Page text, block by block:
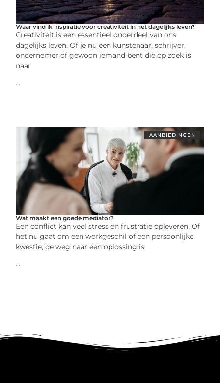
Waar vind ik inspiratie voor creativiteit in het dagelijks leven?
Creativiteit is een essentieel onderdeel van ons
dagelijks leven. Of je nu een kunstenaar, schrijver,
ondernemer of gewoon iemand bent die op zoek is
naar
...
AANBIEDINGEN
Wat maakt een goede mediator?
Een conflict kan veel stress en frustratie opleveren. Of
het nu gaat om een werkgeschil of een persoonlijke
kwestie, de weg naar een oplossing is
...